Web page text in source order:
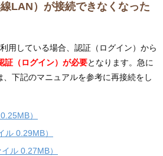
LAN）が接続できなくなった
用している場合、認証（ログイン）から
証（ログイン）が必要となります。急に
下記のマニュアルを参考に再接続をし
）
0.29MB）
ル 0.27MB）